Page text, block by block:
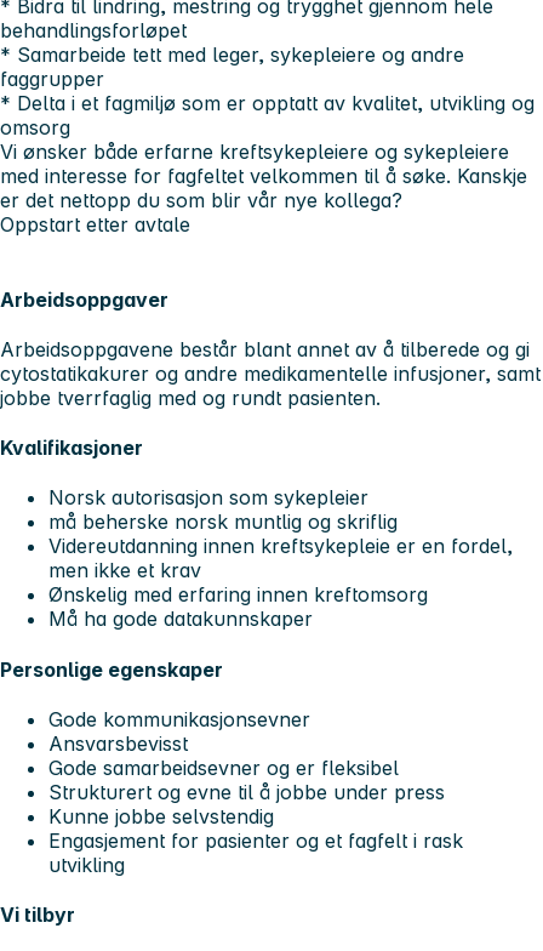
* Bidra til lindring, mestring og trygghet gjennom hele
behandlingsforløpet
* Samarbeide tett med leger, sykepleiere og andre
faggrupper
* Delta i et fagmiljø som er opptatt av kvalitet, utvikling og
omsorg
Vi ønsker både erfarne kreftsykepleiere og sykepleiere
med interesse for fagfeltet velkommen til å søke. Kanskje
er det nettopp du som blir vår nye kollega?
Oppstart etter avtale
Arbeidsoppgaver
Arbeidsoppgavene består blant annet av å tilberede og gi
cytostatikakurer og andre medikamentelle infusjoner, samt
jobbe tverrfaglig med og rundt pasienten.
Kvalifikasjoner
Norsk autorisasjon som sykepleier
må beherske norsk muntlig og skriflig
Videreutdanning innen kreftsykepleie er en fordel,
men ikke et krav
Ønskelig med erfaring innen kreftomsorg
Må ha gode datakunnskaper
Personlige egenskaper
Gode kommunikasjonsevner
Ansvarsbevisst
Gode samarbeidsevner og er fleksibel
Strukturert og evne til å jobbe under press
Kunne jobbe selvstendig
Engasjement for pasienter og et fagfelt i rask
utvikling
Vi tilbyr